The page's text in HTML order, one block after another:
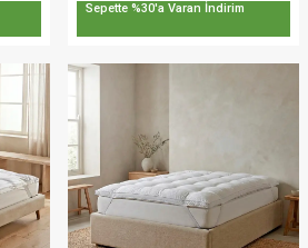
Sepette %30'a Varan İndirim